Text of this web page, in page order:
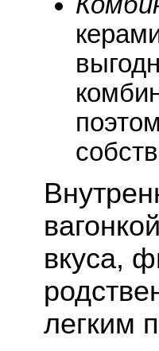
вкуса,
легким